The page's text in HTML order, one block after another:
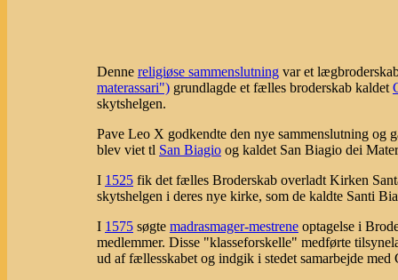
Denne religiøse sammenslutning var et
materassari") grundlagde et fælles broderskab kaldet
skytshelgen.
Pave Leo X godkendte den nye sammenslutning
blev viet tl San Biagio og kaldet San Biagio dei
I 1525 fik det fælles Broderskab overladt Kirken
skytshelgen i deres nye kirke, som de kaldte Santi
I 1575 søgte madrasmager-mestrene optagelse i
medlemmer. Disse "klasseforskelle" medførte
ud af fællesskabet og indgik i stedet samarbejde